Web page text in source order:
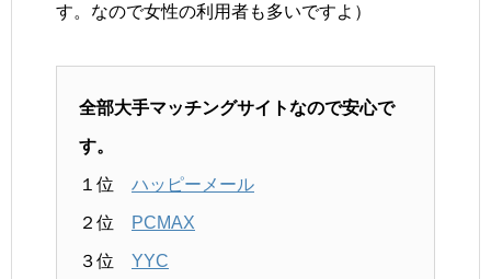
す。なので女性の利用者も多いですよ）
全部大手マッチングサイトなので安心で
す。
１位 ハッピーメール
２位 PCMAX
３位 YYC